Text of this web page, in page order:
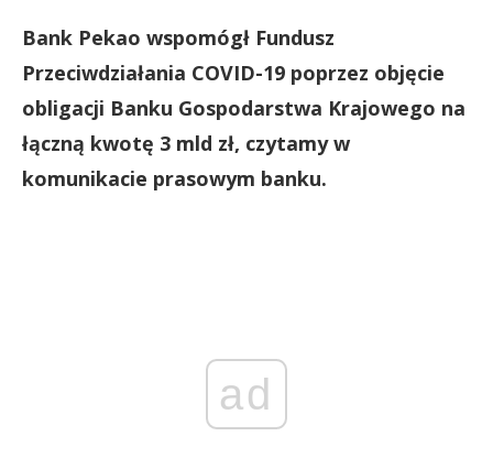
Bank Pekao wspomógł Fundusz
Przeciwdziałania COVID-19 poprzez objęcie
obligacji Banku Gospodarstwa Krajowego na
łączną kwotę 3 mld zł, czytamy w
komunikacie prasowym banku.
ad